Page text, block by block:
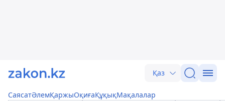
Қаз
СаясатӘлемҚаржыОқиғаҚұқықМақалалар